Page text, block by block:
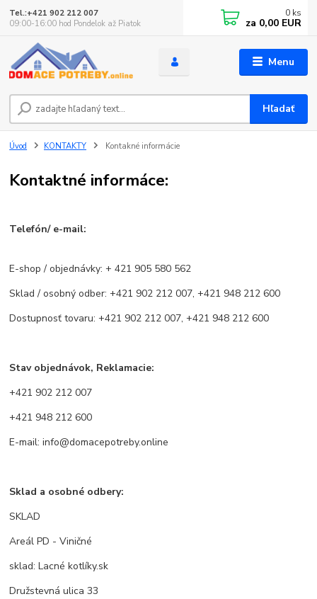
Menu
Hľadať
Tel.:+421 902 212 007
09:00-16:00 hod Pondelok až Piatok
0 ks
za 0,00 EUR
Úvod KONTAKTY Kontakné informácie
Kontaktné informáce:
Telefón/ e-mail:
E-shop / objednávky: + 421 905 580 562
Sklad / osobný odber: +421 902 212 007, +421 948 212 600
Dostupnosť tovaru: +421 902 212 007, +421 948 212 600
Stav objednávok, Reklamacie:
+421 902 212 007
+421 948 212 600
E-mail: info@domacepotreby.online
Sklad a osobné odbery:
SKLAD
Areál PD - Viničné
sklad: Lacné kotlíky.sk
Družstevná ulica 33